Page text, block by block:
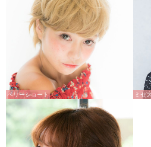
ベリーショート ミセス